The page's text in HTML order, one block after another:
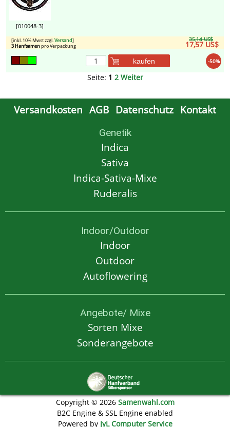
[010048-3]
35,14 US$
17,57 US$
[inkl. 10% Mwst zzgl.Versand]
3 Hanfsamenpro Verpackung
-50%
kaufen
Seite: 1 2 Weiter
Versandkosten AGB Datenschutz Kontakt
Genetik
Indica
Sativa
Indica-Sativa-Mixe
Ruderalis
Indoor/Outdoor
Indoor
Outdoor
Autoflowering
Angebote/ Mixe
Sorten Mixe
Sonderangebote
Copyright © 2026 Samenwahl.com
B2C Engine & SSL Engine enabled
Powered by JyL Computer Service